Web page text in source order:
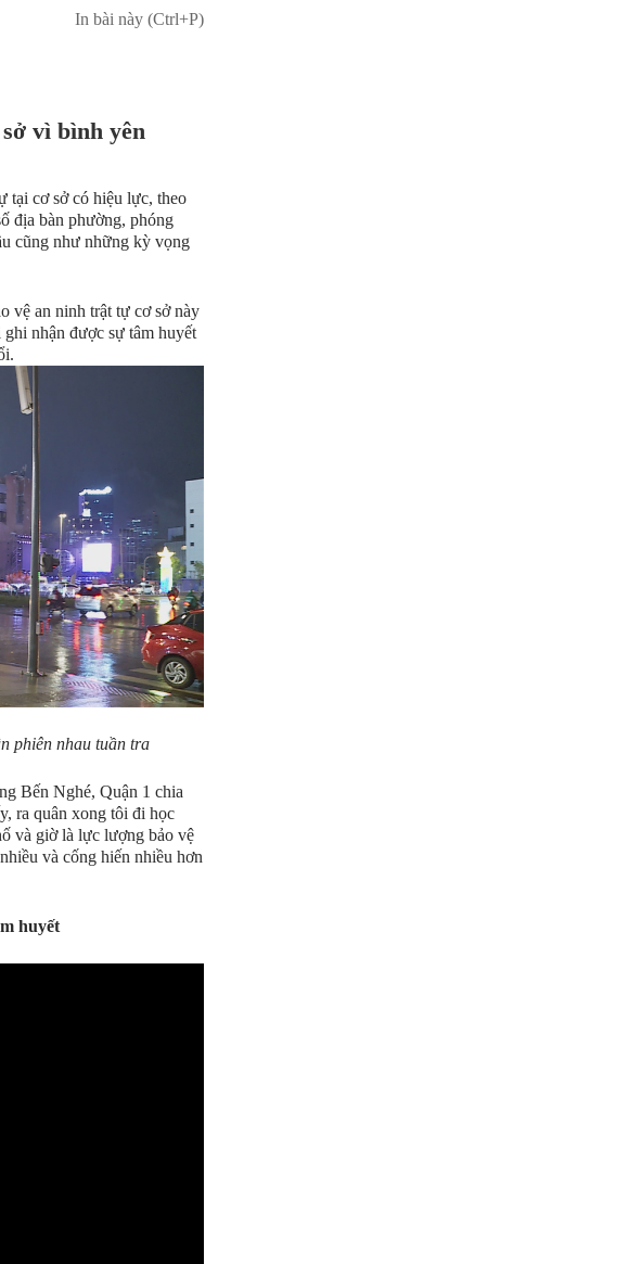
In bài này (Ctrl+P)
vì bình yên
tại cơ sở có hiệu lực, theo
địa bàn phường, phóng
cũng như những kỳ vọng
vệ an ninh trật tự cơ sở này
nhận được sự tâm huyết
phiên nhau tuần tra
Bến Nghé, Quận 1 chia
ra quân xong tôi đi học
và giờ là lực lượng bảo vệ
và cống hiến nhiều hơn
huyết